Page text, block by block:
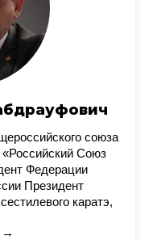
союза
Союз
Федерации
Президент
каратэ,
→